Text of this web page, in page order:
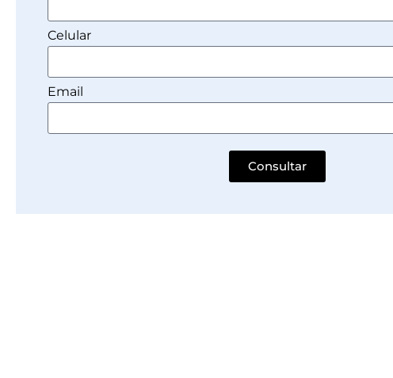
Celular
Email
Consultar